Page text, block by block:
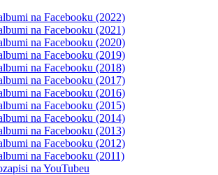
na Facebooku (2022)
na Facebooku (2021)
na Facebooku (2020)
na Facebooku (2019)
na Facebooku (2018)
na Facebooku (2017)
na Facebooku (2016)
na Facebooku (2015)
na Facebooku (2014)
na Facebooku (2013)
na Facebooku (2012)
na Facebooku (2011)
na YouTubeu